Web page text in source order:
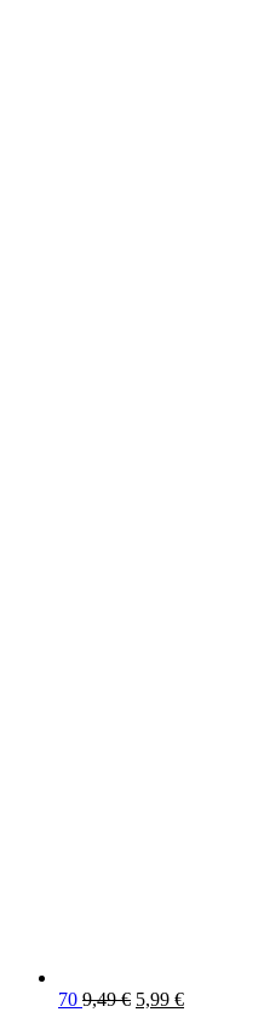
70 9,49€ Ursprünglicher
5,99 €Aktueller